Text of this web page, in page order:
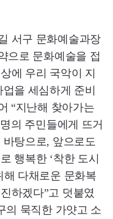
서구 문화예술과장
으로 문화예술을 접
에 우리 국악이 지
을 세심하게 준비
“지난해 찾아가는
의 주민들에게 뜨거
탕으로, 앞으로도
행복한 ‘착한 도시
해 다채로운 문화복
하겠다”고 덧붙였
의 묵직한 가얏고 소